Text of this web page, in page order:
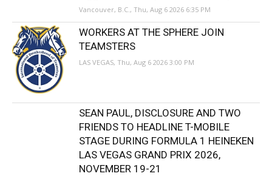
Vancouver, B.C., Thu, Aug 6 2026 6:35 PM
WORKERS AT THE SPHERE JOIN
TEAMSTERS
LAS VEGAS, Thu, Aug 6 2026 3:00 PM
SEAN PAUL, DISCLOSURE AND TWO
FRIENDS TO HEADLINE T-MOBILE
STAGE DURING FORMULA 1 HEINEKEN
LAS VEGAS GRAND PRIX 2026,
NOVEMBER 19-21